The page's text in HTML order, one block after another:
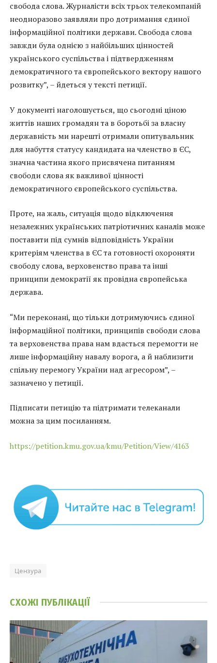
свобода слова. Журналісти всіх трьох телекомпаній
неодноразово заявляли про дотримання єдиної
інформаційної політики держави. Свобода слова
завжди була однією з найбільших цінностей
українського суспільства і підтвердженням
демократичного та європейського вектору нашого
розвитку”, – йдеться у тексті петиції.
У документі наголошується, що сьогодні ціною
життів наших громадян та в боротьбі за власну
державність ми нарешті отримали опитувальник
для набуття статусу кандидата на членство в ЄС,
значна частина якого присвячена питанням
свободи слова як важливої цінності
демократичного європейського суспільства.
Проте, на жаль, ситуація щодо відключення
незалежних українських патріотичних каналів може
поставити під сумнів відповідність України
критеріям членства в ЄС та готовності охороняти
свободу слова, верховенство права та інші
принципи демократії як провідна європейська
держава.
“Ми переконані, що тільки дотримуючись єдиної
інформаційної політики, принципів свободи слова
та верховенства права нам вдасться перемогти не
лише інформаційну навалу ворога, а й наблизити
спільну перемогу України над агресором”, –
зазначено у петиції.
Підписати петицію та підтримати телеканали
можна за цим посиланням.
https://petition.kmu.gov.ua/kmu/Petition/View/4163
Цензура
СХОЖІ ПУБЛІКАЦІЇ